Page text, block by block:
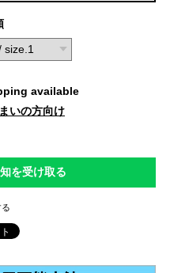
available
いの方向け
を受け取る